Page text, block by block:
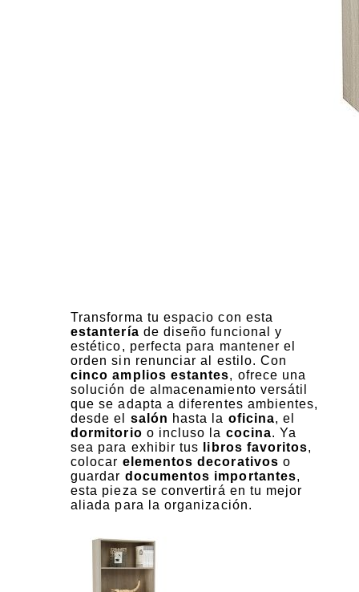
Transforma tu espacio con esta
estantería de diseño funcional y
estético, perfecta para mantener el
orden sin renunciar al estilo. Con
cinco amplios estantes, ofrece una
solución de almacenamiento versátil
que se adapta a diferentes ambientes,
desde el salón hasta la oficina, el
dormitorio o incluso la cocina. Ya
sea para exhibir tus
libros favoritos,
colocar elementos decorativos o
guardar documentos importantes,
esta pieza se convertirá en tu mejor
aliada para la organización.